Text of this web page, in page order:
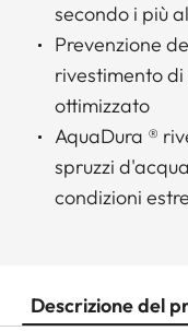
secondo i più
Prevenzione
rivestimento
ottimizzato
AquaDura ®
spruzzi
condizioni
Descrizione del